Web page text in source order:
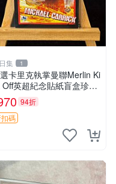
集 1
卡里克執掌曼聯Merlin Ki
Off英超紀念貼紙盲盒珍藏
英超 貼紙 紀念盲盒
94折
碼